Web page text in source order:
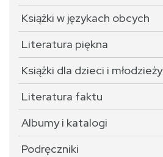
Książki w językach obcych
Literatura piękna
Książki dla dzieci i młodzieży
Literatura faktu
Albumy i katalogi
Podręczniki